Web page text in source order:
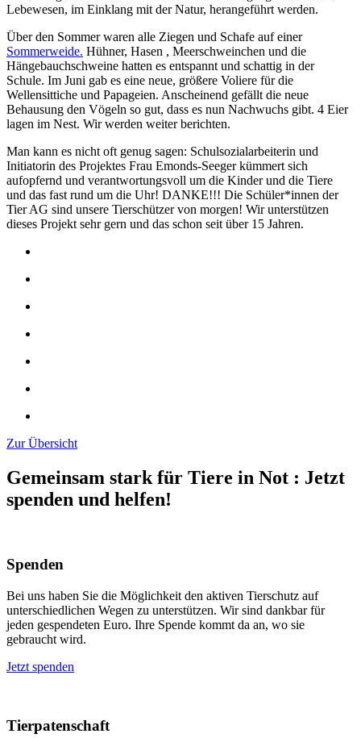
Lebewesen, im Einklang mit der Natur, herangeführt werden.
Über den Sommer waren alle Ziegen und Schafe auf einer
Sommerweide. Hühner, Hasen , Meerschweinchen und die
Hängebauchschweine hatten es entspannt und schattig in der
Schule. Im Juni gab es eine neue, größere Voliere für die
Wellensittiche und Papageien. Anscheinend gefällt die neue
Behausung den Vögeln so gut, dass es nun Nachwuchs gibt. 4 Eier
lagen im Nest. Wir werden weiter berichten.
Man kann es nicht oft genug sagen: Schulsozialarbeiterin und
Initiatorin des Projektes Frau Emonds-Seeger kümmert sich
aufopfernd und verantwortungsvoll um die Kinder und die Tiere
und das fast rund um die Uhr! DANKE!!! Die Schüler*innen der
Tier AG sind unsere Tierschützer von morgen! Wir unterstützen
dieses Projekt sehr gern und das schon seit über 15 Jahren.
Zur Übersicht
Gemeinsam stark für Tiere in Not : Jetzt
spenden und helfen!
Spenden
Bei uns haben Sie die Möglichkeit den aktiven Tierschutz auf
unterschiedlichen Wegen zu unterstützen. Wir sind dankbar für
jeden gespendeten Euro. Ihre Spende kommt da an, wo sie
gebraucht wird.
Jetzt spenden
Tierpatenschaft